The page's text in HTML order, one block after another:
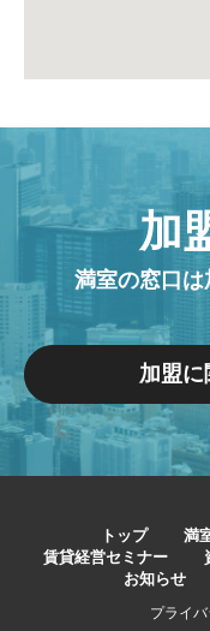
加
満室の窓口は
加盟に
トップ 満
賃貸経営セミナー
お知らせ
プライ